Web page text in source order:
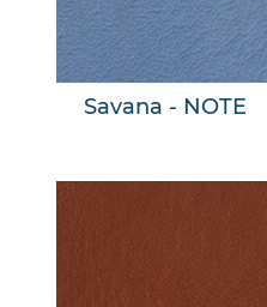
Savana - NOTE